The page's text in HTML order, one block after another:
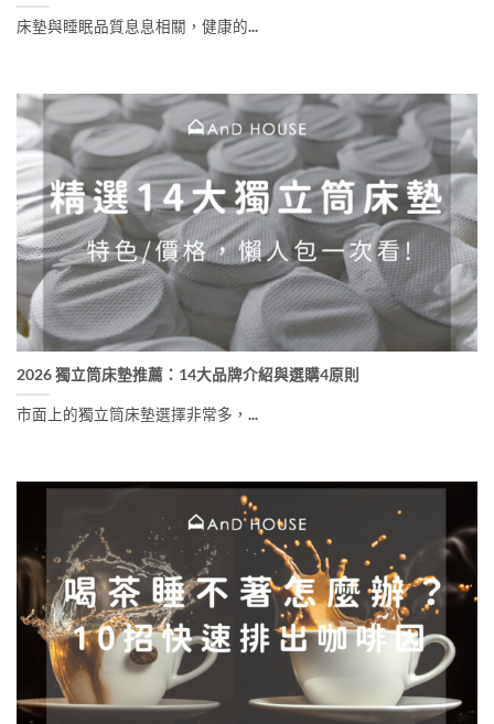
床墊與睡眠品質息息相關，健康的...
2026 獨立筒床墊推薦：14大品牌介紹與選購4原則
市面上的獨立筒床墊選擇非常多，...